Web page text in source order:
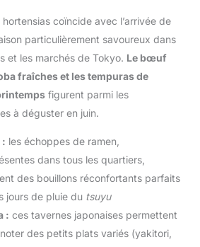
hortensias coïncide avec l’arrivée de
particulièrement savoureux dans
et les marchés de Tokyo. Le bœuf
fraîches et les tempuras de
figurent parmi les
à déguster en juin.
: les échoppes de ramen,
dans tous les quartiers,
des bouillons réconfortants parfaits
jours de pluie du tsuyu
: ces tavernes japonaises permettent
des petits plats variés (yakitori,